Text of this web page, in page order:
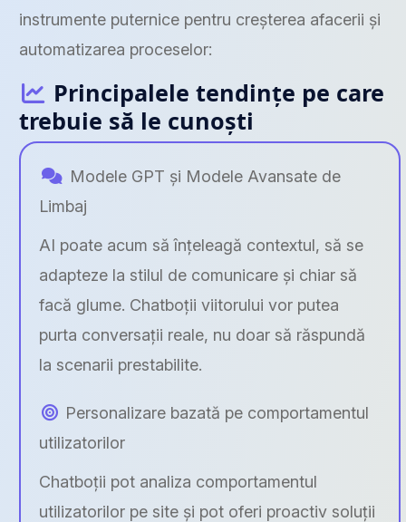
instrumente puternice pentru creșterea afacerii și
automatizarea proceselor:
Principalele tendințe pe care
trebuie să le cunoști
Modele GPT și Modele Avansate de
Limbaj
AI poate acum să înțeleagă contextul, să se
adapteze la stilul de comunicare și chiar să
facă glume. Chatboții viitorului vor putea
purta conversații reale, nu doar să răspundă
la scenarii prestabilite.
Personalizare bazată pe comportamentul
utilizatorilor
Chatboții pot analiza comportamentul
utilizatorilor pe site și pot oferi proactiv soluții